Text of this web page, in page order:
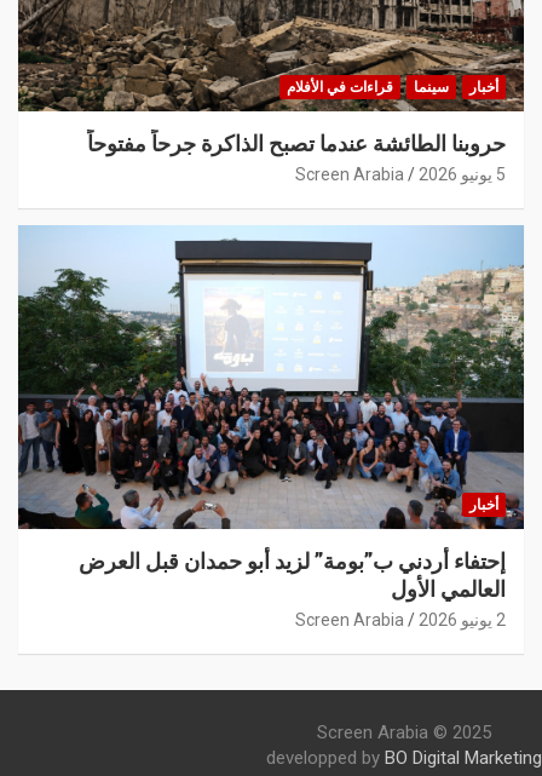
أخبار سينما قراءات في الأفلام
حروبنا الطائشة عندما تصبح الذاكرة جرحاً مفتوحاً
5 يونيو 2026 Screen Arabia
أخبار
إحتفاء أردني ب”بومة” لزيد أبو حمدان قبل العرض
العالمي الأول
2 يونيو 2026 Screen Arabia
Screen Arabia © 2025
developped by BO Digital Marketing